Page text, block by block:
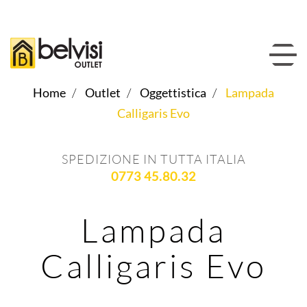
Home Outlet Oggettistica
Lampada
Calligaris Evo
SPEDIZIONE IN TUTTA ITALIA
0773 45.80.32
Lampada
Calligaris Evo